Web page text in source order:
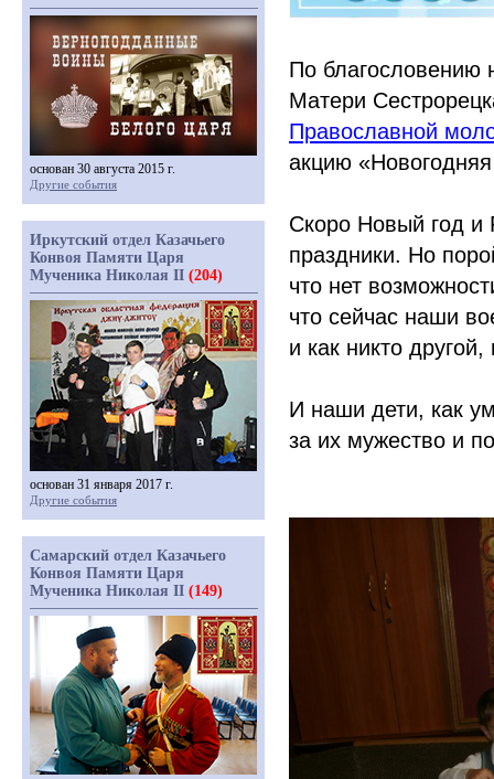
По благословению
Матери
Православной
акцию «Новогодняя
Скоро Новый год и
праздники. Но
что нет
что сейчас наши
и как никто
И наши дети, как
за их мужество и
основан 30 августа 2015 г.
Другие события
Иркутский отдел Казачьего
Конвоя Памяти Царя
Мученика Николая II (204)
основан 31 января 2017 г.
Другие события
Самарский отдел Казачьего
Конвоя Памяти Царя
Мученика Николая II (149)